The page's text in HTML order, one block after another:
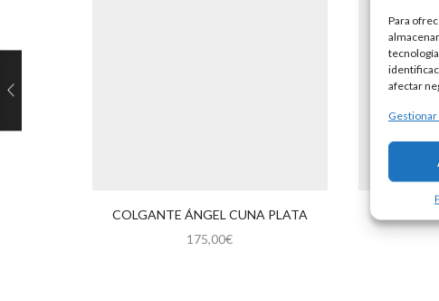
Para
afectar
COLGANTE ÁNGEL CUNA PLATA
175,00€